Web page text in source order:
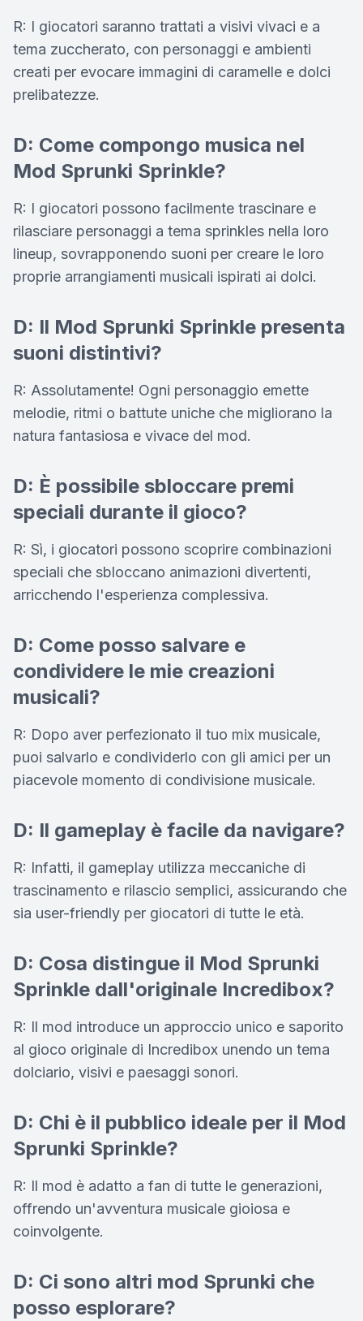
R: I giocatori saranno trattati a visivi vivaci e a
tema zuccherato, con personaggi e ambienti
creati per evocare immagini di caramelle e dolci
prelibatezze.
D: Come compongo musica nel
Mod Sprunki Sprinkle?
R: I giocatori possono facilmente trascinare e
rilasciare personaggi a tema sprinkles nella loro
lineup, sovrapponendo suoni per creare le loro
proprie arrangiamenti musicali ispirati ai dolci.
D: Il Mod Sprunki Sprinkle presenta
suoni distintivi?
R: Assolutamente! Ogni personaggio emette
melodie, ritmi o battute uniche che migliorano la
natura fantasiosa e vivace del mod.
D: È possibile sbloccare premi
speciali durante il gioco?
R: Sì, i giocatori possono scoprire combinazioni
speciali che sbloccano animazioni divertenti,
arricchendo l'esperienza complessiva.
D: Come posso salvare e
condividere le mie creazioni
musicali?
R: Dopo aver perfezionato il tuo mix musicale,
puoi salvarlo e condividerlo con gli amici per un
piacevole momento di condivisione musicale.
D: Il gameplay è facile da navigare?
R: Infatti, il gameplay utilizza meccaniche di
trascinamento e rilascio semplici, assicurando che
sia user-friendly per giocatori di tutte le età.
D: Cosa distingue il Mod Sprunki
Sprinkle dall'originale Incredibox?
R: Il mod introduce un approccio unico e saporito
al gioco originale di Incredibox unendo un tema
dolciario, visivi e paesaggi sonori.
D: Chi è il pubblico ideale per il Mod
Sprunki Sprinkle?
R: Il mod è adatto a fan di tutte le generazioni,
offrendo un'avventura musicale gioiosa e
coinvolgente.
D: Ci sono altri mod Sprunki che
posso esplorare?